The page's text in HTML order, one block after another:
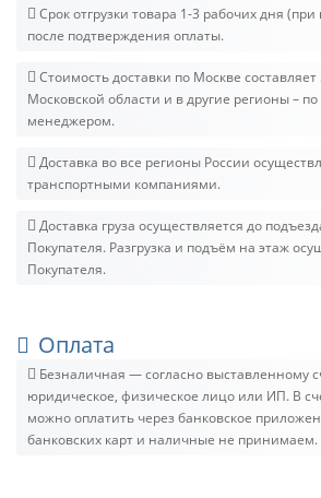
Срок отгрузки товара 1-3 рабочих дня
после подтверждения оплаты.
Стоимость доставки по Москве
Московской области и в другие регионы –
менеджером.
Доставка во все регионы России
транспортными компаниями.
Доставка груза осуществляется до
Покупателя. Разгрузка и подъём на этаж
Покупателя.
Оплата
Безналичная — согласно выставленному
юридическое, физическое лицо или ИП. В
можно оплатить через банковское
банковских карт и наличные не принимаем.